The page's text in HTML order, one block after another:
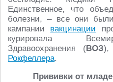
Единственное, что
болезни, – все они
кампании вакцинации
курировала
Здравоохранения (ВОЗ),
Рокфеллера.
Прививки от